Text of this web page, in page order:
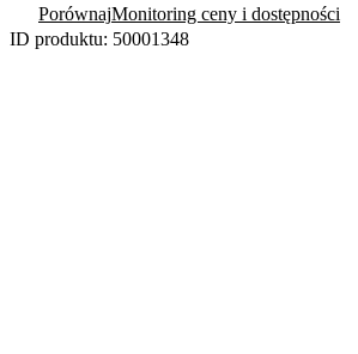
PorównajMonitoring ceny i dostępności
ID produktu: 50001348